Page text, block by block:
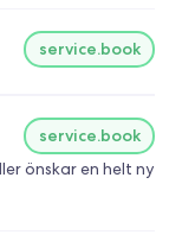
service.book
service.book
önskar en helt ny